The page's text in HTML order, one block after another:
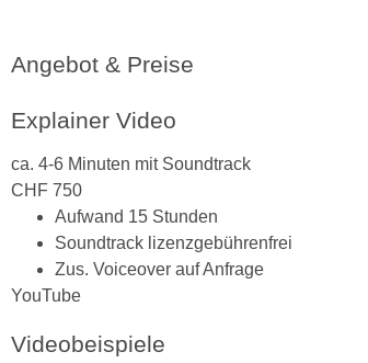
Angebot & Preise
Explainer Video
ca. 4-6 Minuten mit Soundtrack
CHF 750
Aufwand 15 Stunden
Soundtrack lizenzgebührenfrei
Zus. Voiceover auf Anfrage
YouTube
Videobeispiele